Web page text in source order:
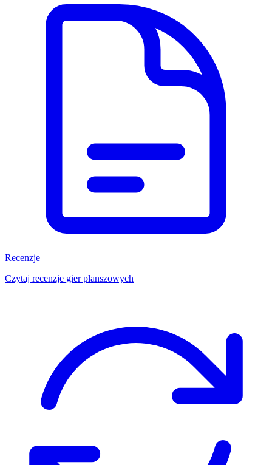
Recenzje
Czytaj recenzje gier planszowych